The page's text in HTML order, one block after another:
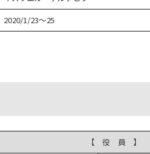
2020/1/23～25
【 役 員 】